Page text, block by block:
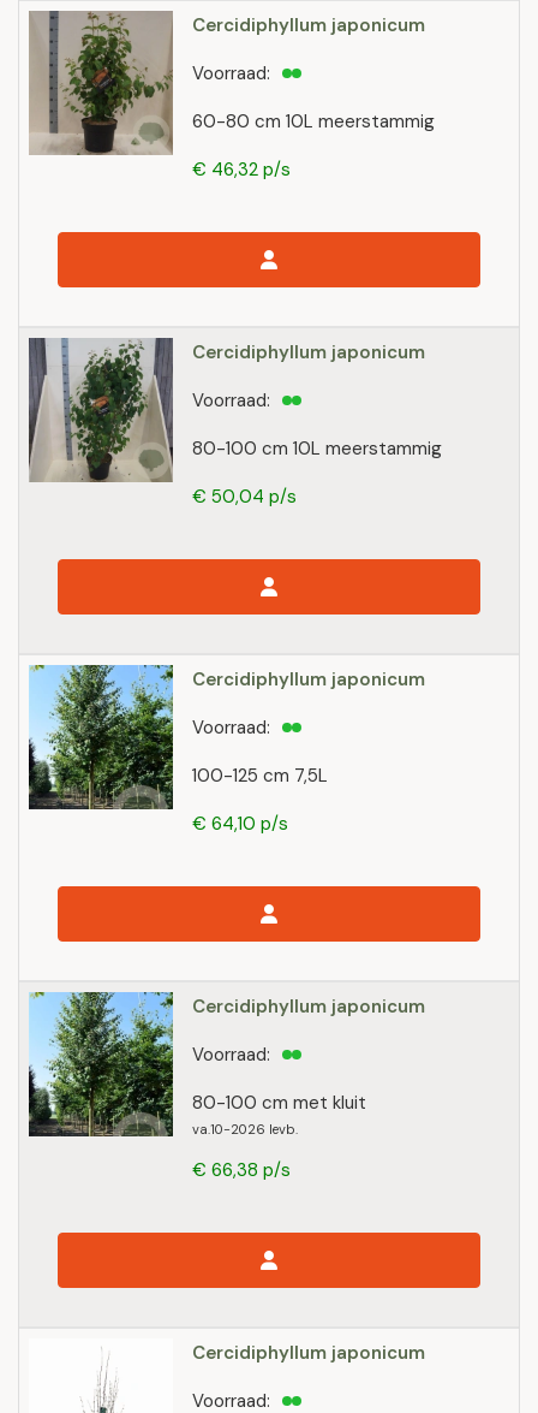
Cercidiphyllum japonicum
60-80 cm 10L meerstammig
Voorraad:
€ 46,32 p/s
Cercidiphyllum japonicum
80-100 cm 10L meerstammig
Voorraad:
€ 50,04 p/s
Cercidiphyllum japonicum
100-125 cm 7,5L
Voorraad:
€ 64,10 p/s
Cercidiphyllum japonicum
80-100 cm met kluit
va.10-2026 levb.
Voorraad:
€ 66,38 p/s
Cercidiphyllum japonicum
Voorraad: